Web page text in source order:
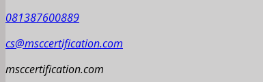
081387600889
cs@msccertification.com
msccertification.com